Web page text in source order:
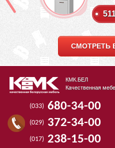
СМОТРЕТЬ
КМК.БЕЛ
Качественная
(033) 680-34-00
(029) 372-34-00
(017) 238-15-00